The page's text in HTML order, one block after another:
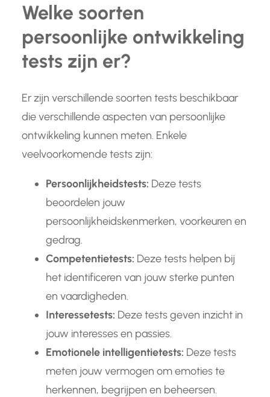
Welke soorten
persoonlijke ontwikkeling
tests zijn er?
Er zijn verschillende soorten tests beschikbaar
die verschillende aspecten van persoonlijke
ontwikkeling kunnen meten. Enkele
veelvoorkomende tests zijn:
Persoonlijkheidstests: Deze tests
beoordelen jouw
persoonlijkheidskenmerken, voorkeuren en
gedrag.
Competentietests: Deze tests helpen bij
het identificeren van jouw sterke punten
en vaardigheden.
Interessetests: Deze tests geven inzicht in
jouw interesses en passies.
Emotionele intelligentietests: Deze tests
meten jouw vermogen om emoties te
herkennen, begrijpen en beheersen.